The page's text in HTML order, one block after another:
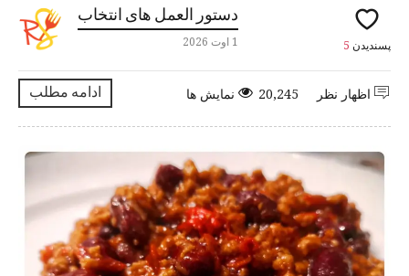
دستور العمل های انتخاب
1 اوت 2026 پسندیدن 5
ادامه مطلب اظهار نظر 20,245 نمایش ها